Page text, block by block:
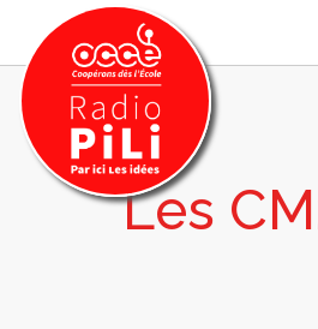
PRÉSENTATION
GRILLE DES PROGRAMMES
Les